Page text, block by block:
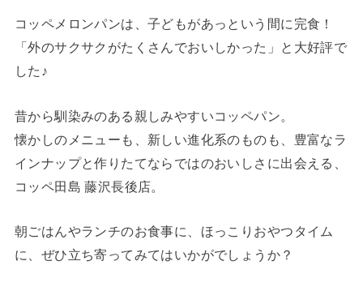
コッペメロンパンは、子どもがあっという間に完食！
「外のサクサクがたくさんでおいしかった」と大好評で
した♪
昔から馴染みのある親しみやすいコッペパン。
懐かしのメニューも、新しい進化系のものも、豊富なラ
インナップと作りたてならではのおいしさに出会える、
コッペ田島 藤沢長後店。
朝ごはんやランチのお食事に、ほっこりおやつタイム
に、ぜひ立ち寄ってみてはいかがでしょうか？